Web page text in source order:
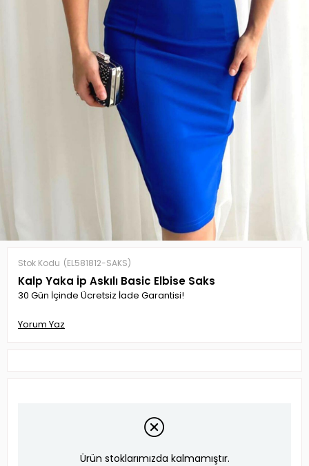
Stok Kodu (EL581812-SAKS)
Kalp Yaka İp Askılı Basic Elbise Saks
30 Gün İçinde Ücretsiz İade Garantisi!
Yorum Yaz
Ürün stoklarımızda kalmamıştır.